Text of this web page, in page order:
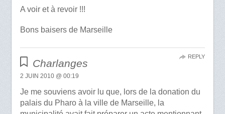
A voir et à revoir !!!
Bons baisers de Marseille
Charlanges
2 JUIN 2010 @ 00:19
Je me souviens avoir lu que, lors de la donation du
palais du Pharo à la ville de Marseille, la
REPLY